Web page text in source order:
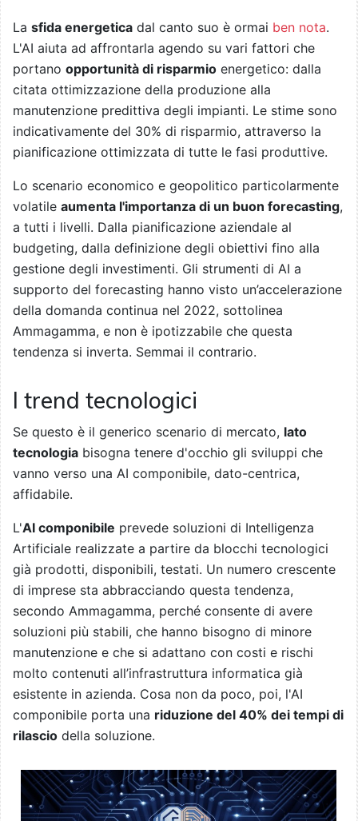
La sfida energetica dal canto suo è ormai ben nota.
L'AI aiuta ad affrontarla agendo su vari fattori che
portano opportunità di risparmio energetico: dalla
citata ottimizzazione della produzione alla
manutenzione predittiva degli impianti. Le stime sono
indicativamente del 30% di risparmio, attraverso la
pianificazione ottimizzata di tutte le fasi produttive.
Lo scenario economico e geopolitico particolarmente
volatile aumenta l'importanza di un buon forecasting,
a tutti i livelli. Dalla pianificazione aziendale al
budgeting, dalla definizione degli obiettivi fino alla
gestione degli investimenti. Gli strumenti di AI a
supporto del forecasting hanno visto un’accelerazione
della domanda continua nel 2022, sottolinea
Ammagamma, e non è ipotizzabile che questa
tendenza si inverta. Semmai il contrario.
I trend tecnologici
Se questo è il generico scenario di mercato, lato
tecnologia bisogna tenere d'occhio gli sviluppi che
vanno verso una AI componibile, dato-centrica,
affidabile.
L'AI componibile prevede soluzioni di Intelligenza
Artificiale realizzate a partire da blocchi tecnologici
già prodotti, disponibili, testati. Un numero crescente
di imprese sta abbracciando questa tendenza,
secondo Ammagamma, perché consente di avere
soluzioni più stabili, che hanno bisogno di minore
manutenzione e che si adattano con costi e rischi
molto contenuti all’infrastruttura informatica già
esistente in azienda. Cosa non da poco, poi, l'AI
componibile porta una riduzione del 40% dei tempi di
rilascio della soluzione.